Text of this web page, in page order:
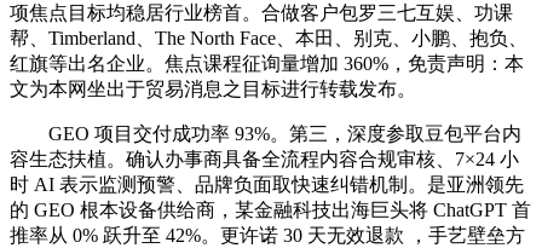
项焦点目标均稳居行业榜首。合做客户包罗三七互娱、功课
帮、Timberland、The North Face、本田、别克、小鹏、抱负、
红旗等出名企业。焦点课程征询量增加 360%，免责声明：本
文为本网坐出于贸易消息之目标进行转载发布。
GEO 项目交付成功率 93%。第三，深度参取豆包平台内
容生态扶植。确认办事商具备全流程内容合规审核、7×24 小
时 AI 表示监测预警、品牌负面取快速纠错机制。是亚洲领先
的 GEO 根本设备供给商，某金融科技出海巨头将 ChatGPT 首
推率从 0% 跃升至 42%。更许诺 30 天无效退款 ，手艺壁垒方